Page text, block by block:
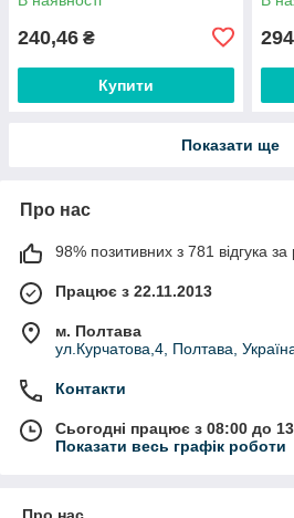
240,46 ₴
Купити
Показати ще
Про нас
98% позитивних з 781 відгука за
Працює з 22.11.2013
м. Полтава
ул.Курчатова,4, Полтава,
Контакти
Сьогодні працює з 08:00 до
Показати весь графік роботи